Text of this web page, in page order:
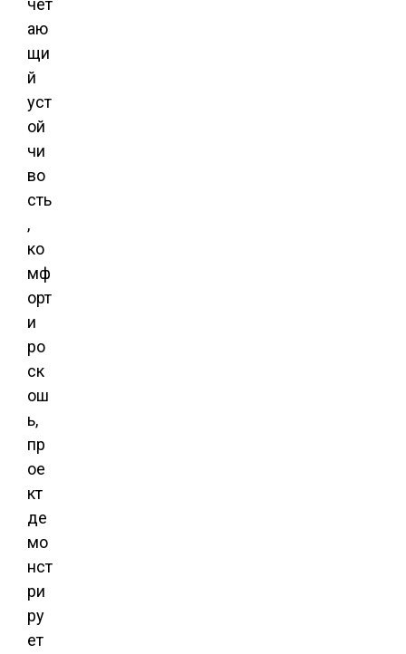
чет
аю
щи
й
уст
ой
чи
во
сть
,
ко
мф
орт
и
ро
ск
ош
ь,
пр
ое
кт
де
мо
нст
ри
ру
ет